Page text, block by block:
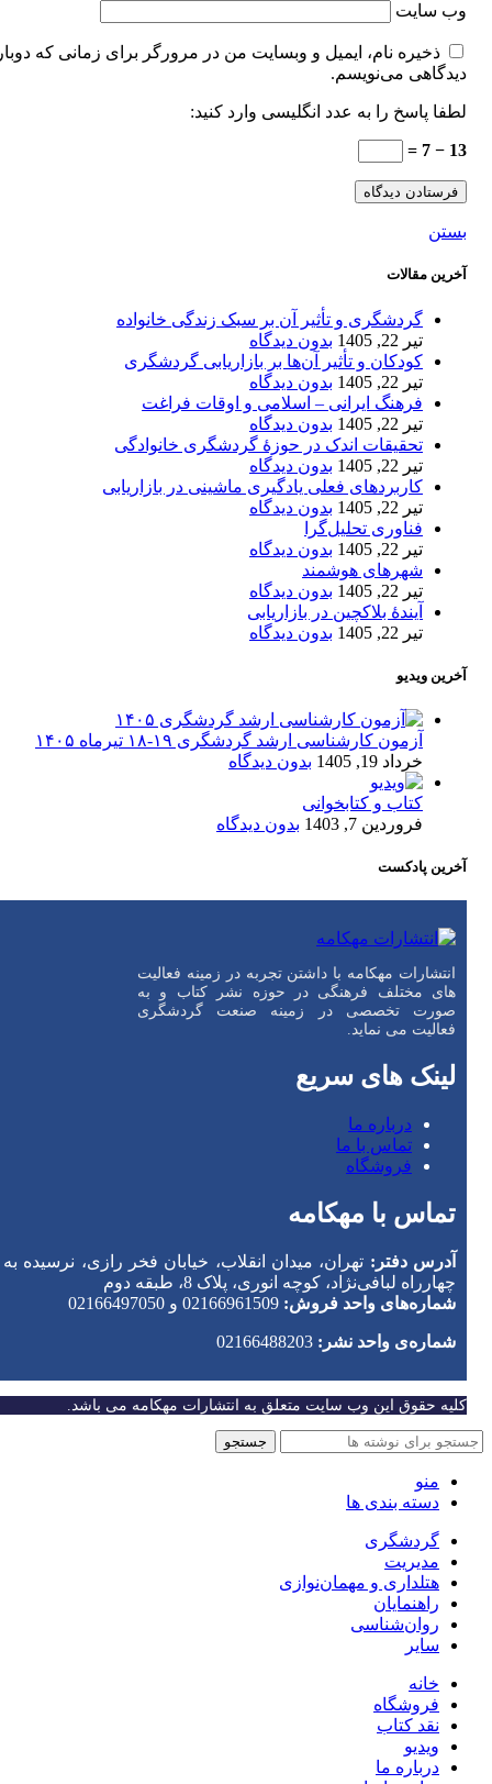
وب‌ سایت
ذخیره نام، ایمیل و وبسایت من در مرورگر برای زمانی که
دیدگاهی می‌نویسم.
لطفا پاسخ را به عدد انگلیسی وارد کنید:
13 − 7 =
بستن
آخرین مقالات
گردشگری و تأثیر آن بر سبک زندگی خانواده
تیر 22, 1405
بدون دیدگاه
کودکان و تأثیر آن‌ها بر بازاریابی گردشگری
تیر 22, 1405
بدون دیدگاه
فرهنگ ایرانی – اسلامی و اوقات فراغت
تیر 22, 1405
بدون دیدگاه
تحقیقات اندک در حوزۀ گردشگری خانوادگی
تیر 22, 1405
بدون دیدگاه
کاربردهای فعلی یادگیری ماشینی در بازاریابی
تیر 22, 1405
بدون دیدگاه
فناوری تحلیل‌گرا
تیر 22, 1405
بدون دیدگاه
شهرهای هوشمند
تیر 22, 1405
بدون دیدگاه
آیندۀ بلاکچین در بازاریابی
تیر 22, 1405
بدون دیدگاه
آخرین ویدیو
آزمون کارشناسی ارشد گردشگری ۱۹-۱۸ تیرماه ۱۴۰۵
خرداد 19, 1405
بدون دیدگاه
کتاب و کتابخوانی
فروردین 7, 1403
بدون دیدگاه
آخرین پادکست
انتشارات مهکامه با داشتن تجربه در زمینه فعالیت
های مختلف فرهنگی در حوزه نشر کتاب و به
صورت تخصصی در زمینه صنعت گردشگری
فعالیت می نماید.
لینک های سریع
درباره ما
تماس با ما
فروشگاه
تماس با مهکامه
آدرس دفتر: تهران، میدان انقلاب، خیابان فخر رازی، نرسیده به
چهارراه لبافی‌نژاد، کوچه انوری، پلاک 8، طبقه دوم
شماره‌های واحد فروش: 02166961509 و 02166497050
شماره‌‌ی واحد نشر:
کلیه حقوق این وب سایت متعلق به انتشارات مهکامه می باشد.
جستجو
منو
دسته بندی ها
گردشگری
مدیریت
هتلداری و مهمان‌نوازی
راهنمایان
روان‌شناسی
سایر
خانه
فروشگاه
نقد کتاب
ویدیو
درباره‌ ما